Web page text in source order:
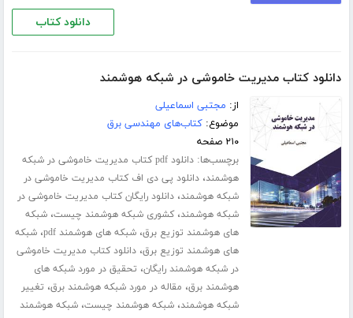
دانلود کتاب
دانلود کتاب مدیریت خاموشی در شبکه هوشمند
از: مجتبی اسماعیلی
موضوع:کتاب‌های مهندسی برق
۲۱۰ صفحه
برچسب‌ها:
دانلود pdf کتاب مدیریت خاموشی در شبکه
هوشمند،دانلود پی دی اف کتاب مدیریت خاموشی در
شبکه هوشمند،دانلود رایگان کتاب مدیریت خاموشی در
شبکه هوشمند،کشوری شبکه هوشمند چیست،شبکه
های هوشمند توزیع برق،شبکه های هوشمند pdf ،شبکه
های هوشمند توزیع برق،دانلود کتاب مدیریت خاموشی
در شبکه هوشمند رایگان، تحقیق در مورد شبکه های
هوشمند برق، مقاله در مورد شبکه هوشمند برق، تغییر
شبکه هوشمند،شبکه هوشمند چیست،شبکه هوشمند